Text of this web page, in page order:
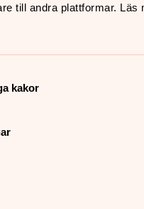
till andra plattformar. Läs
kakor
präst